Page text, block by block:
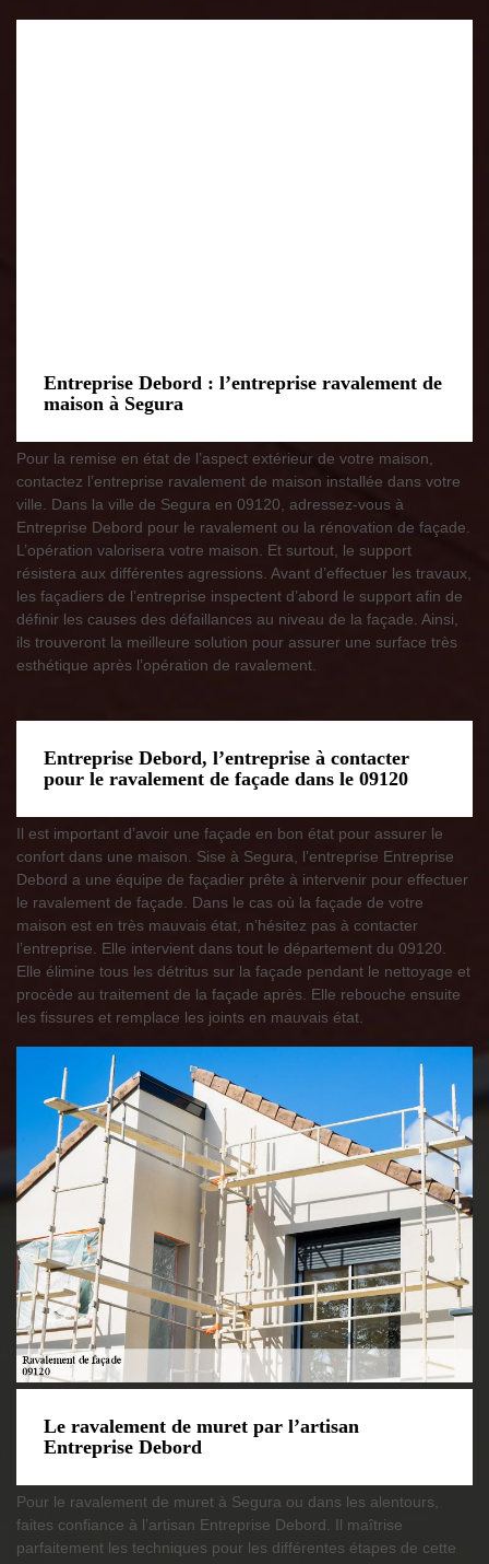
Entreprise Debord : l’entreprise ravalement de
maison à Segura
Pour la remise en état de l’aspect extérieur de votre maison,
contactez l’entreprise ravalement de maison installée dans votre
ville. Dans la ville de Segura en 09120, adressez-vous à
Entreprise Debord pour le ravalement ou la rénovation de façade.
L’opération valorisera votre maison. Et surtout, le support
résistera aux différentes agressions. Avant d’effectuer les travaux,
les façadiers de l’entreprise inspectent d’abord le support afin de
définir les causes des défaillances au niveau de la façade. Ainsi,
ils trouveront la meilleure solution pour assurer une surface très
esthétique après l’opération de ravalement.
Entreprise Debord, l’entreprise à contacter
pour le ravalement de façade dans le 09120
Il est important d’avoir une façade en bon état pour assurer le
confort dans une maison. Sise à Segura, l’entreprise Entreprise
Debord a une équipe de façadier prête à intervenir pour effectuer
le ravalement de façade. Dans le cas où la façade de votre
maison est en très mauvais état, n’hésitez pas à contacter
l’entreprise. Elle intervient dans tout le département du 09120.
Elle élimine tous les détritus sur la façade pendant le nettoyage et
procède au traitement de la façade après. Elle rebouche ensuite
les fissures et remplace les joints en mauvais état.
Le ravalement de muret par l’artisan
Entreprise Debord
Pour le ravalement de muret à Segura ou dans les alentours,
faites confiance à l’artisan Entreprise Debord. Il maîtrise
parfaitement les techniques pour les différentes étapes de cette